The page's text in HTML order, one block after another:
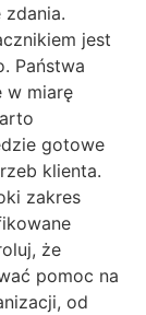
jest
Państwa
w miarę
gotowe
klienta.
zakres
że
pomoc na
od